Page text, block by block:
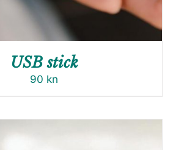
USB stick
90 kn